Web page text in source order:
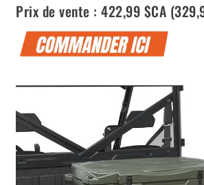
Prix de vente : 422,99 $CA